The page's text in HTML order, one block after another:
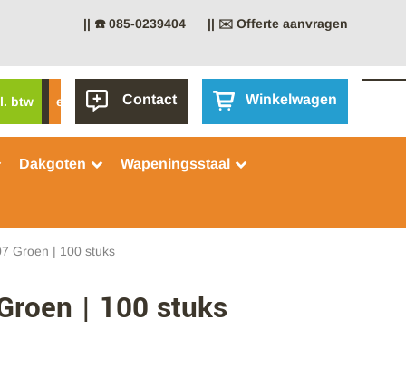
|| ☎️ 085-0239404 || ✉️ Offerte aanvragen
btw excl. btw Contact Winkelwagen
Dakgoten Wapeningsstaal
Groen | 100 stuks
| 100 stuks